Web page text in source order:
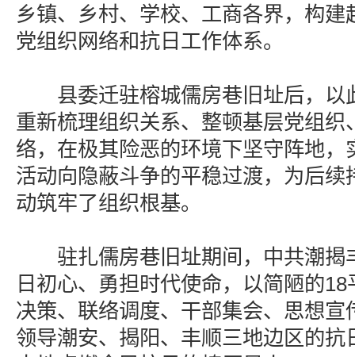
乡镇、乡村、学校、工商各界，构建
党组织网络和抗日工作体系。
县委迁驻榕城儒房巷旧址后，以
重新梳理组织关系、整顿基层党组织
络，在极其险恶的环境下坚守阵地，
活动向隐蔽斗争的平稳过渡，为后续
动筑牢了组织根基。
驻扎儒房巷旧址期间，中共潮揭
日初心、勇担时代使命，以简陋的
决策、联络调度、干部集会、思想宣
领导潮安、揭阳、丰顺三地边区的抗